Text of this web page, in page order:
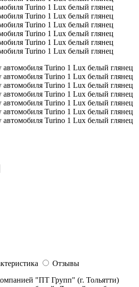
Отзывы
"ПТ Групп" (г. Тольятти)